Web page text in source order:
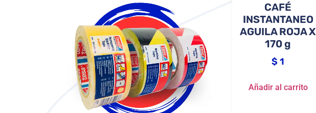
CAFÉ
INSTANTANEO
AGUILA ROJA X
170 g
$1
Añadir al carrito